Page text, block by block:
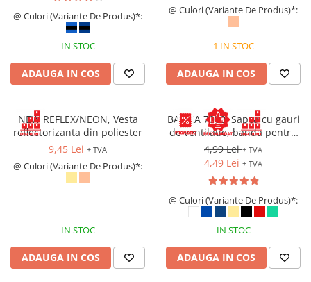
@ Culori (Variante De Produs)*:
IN STOC
ADAUGA IN COS
@ Culori (Variante De Produs)*:
1 IN STOC
ADAUGA IN COS
NEW REFLEX/NEON, Vesta
reflectorizanta din poliester
9,45 Lei + TVA
@ Culori (Variante De Produs)*:
IN STOC
ADAUGA IN COS
BASICA 7000, Sapca cu gauri
de ventilatie, banda pentru
transpiratie si prindere cu
arici
4,99 Lei+ TVA
4,49 Lei + TVA
@ Culori (Variante De Produs)*:
IN STOC
ADAUGA IN COS